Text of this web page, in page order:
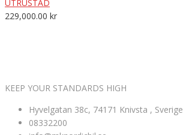
UTRUSTAD
229,000.00 kr
KEEP YOUR STANDARDS HIGH
Hyvelgatan 38c, 74171 Knivsta , Sverige
08332200